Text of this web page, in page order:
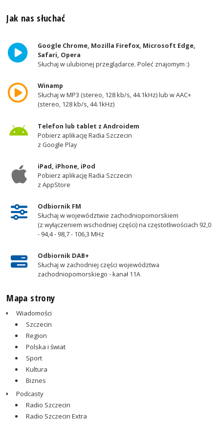
Jak nas słuchać
Google Chrome, Mozilla Firefox, Microsoft Edge,
Safari, Opera
Słuchaj w ulubionej przeglądarce. Poleć znajomym :)
Winamp
Słuchaj w MP3 (stereo, 128 kb/s, 44.1kHz) lub w AAC+
(stereo, 128 kb/s, 44.1kHz)
Telefon lub tablet z Androidem
Pobierz aplikację Radia Szczecin
z Google Play
iPad, iPhone, iPod
Pobierz aplikację Radia Szczecin
z AppStore
Odbiornik FM
Słuchaj w województwie zachodniopomorskiem
(z wyłączeniem wschodniej części) na częstotliwościach 92,0
- 94,4 - 98,7 - 106,3 MHz
Odbiornik DAB+
Słuchaj w zachodniej części województwa
zachodniopomorskiego - kanał 11A
Mapa strony
Wiadomości
Szczecin
Region
Polska i świat
Sport
Kultura
Biznes
Podcasty
Radio Szczecin
Radio Szczecin Extra